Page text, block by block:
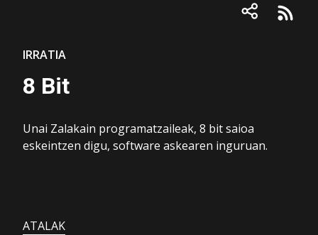
IRRATIA
8 Bit
Unai Zalakain programatzaileak, 8 bit saioa
eskeintzen digu, software askearen inguruan.
ATALAK